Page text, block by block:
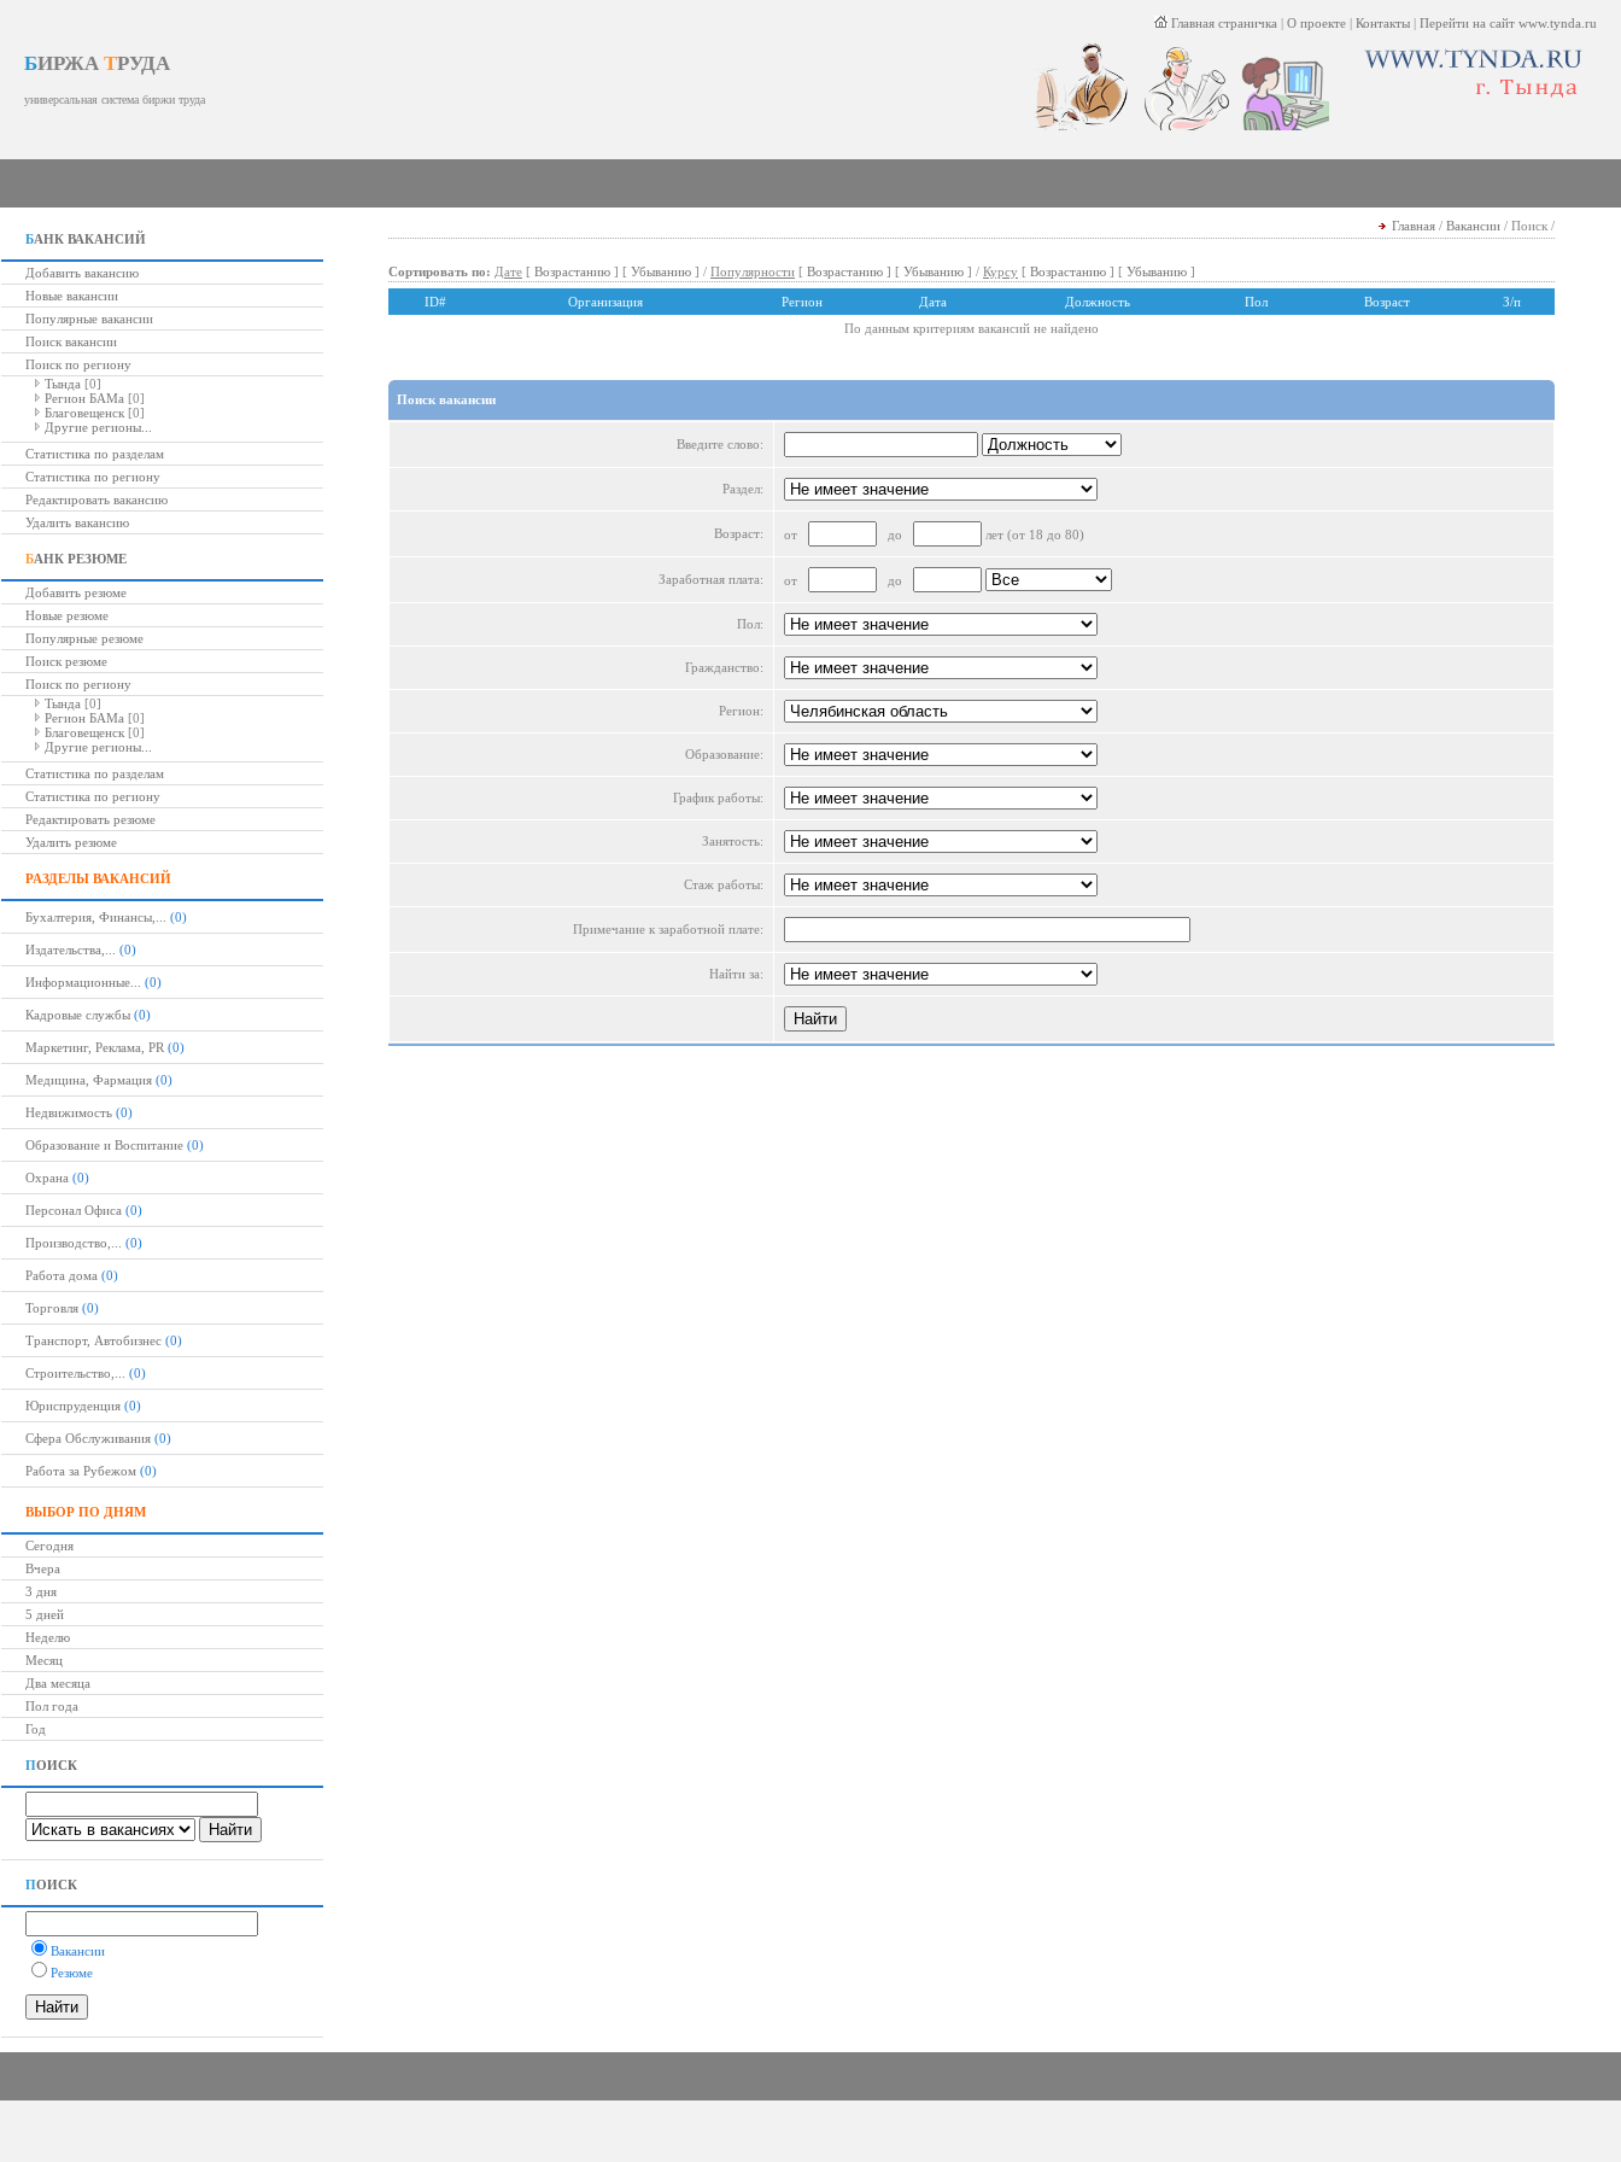
БИРЖА ТРУДА
универсальная система биржи труда
Главная страничка | О проекте | Контакты | Перейти на сайт www.tynda.ru
БАНК ВАКАНСИЙ
Добавить вакансию
Новые вакансии
Популярные вакансии
Поиск вакансии
Поиск по региону
Тында [0]
Регион БАМа [0]
Благовещенск [0]
Другие регионы...
Статистика по разделам
Статистика по региону
Редактировать вакансию
Удалить вакансию
БАНК РЕЗЮМЕ
Добавить резюме
Новые резюме
Популярные резюме
Поиск резюме
Поиск по региону
Тында [0]
Регион БАМа [0]
Благовещенск [0]
Другие регионы...
Статистика по разделам
Статистика по региону
Редактировать резюме
Удалить резюме
РАЗДЕЛЫ ВАКАНСИЙ
Бухалтерия, Финансы,... (0)
Издательства,... (0)
Информационные... (0)
Кадровые службы (0)
Маркетинг, Реклама, PR (0)
Медицина, Фармация (0)
Недвижимость (0)
Образование и Воспитание (0)
Охрана (0)
Персонал Офиса (0)
Производство,... (0)
Работа дома (0)
Торговля (0)
Транспорт, Автобизнес (0)
Строительство,... (0)
Юриспруденция (0)
Сфера Обслуживания (0)
Работа за Рубежом (0)
ВЫБОР ПО ДНЯМ
Сегодня
Вчера
3 дня
5 дней
Неделю
Месяц
Два месяца
Пол года
Год
ПОИСК
ПОИСК
Вакансии
Резюме
Главная / Вакансии / Поиск /
Сортировать по: Дате [ Возрастанию ] [ Убыванию ] / Популярности [ Возрастанию ] [ Убыванию ] / Курсу [ Возрастанию ] [ Убыванию ]
ID# Организация Регион Дата Должность Пол Возраст
З/п
По данным критериям вакансий не найдено
Поиск вакансии
Введите слово:
Раздел:
Возраст: от до лет (от 18 до 80)
Заработная плата: от до
Пол:
Гражданство:
Регион:
Образование:
График работы:
Занятость:
Стаж работы:
Примечание к заработной плате:
Найти за: